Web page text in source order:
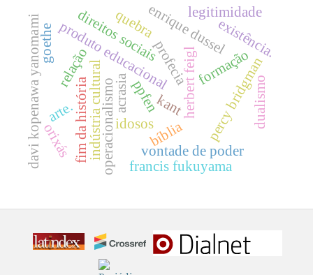
kantherbert feigl
bíblia
profecia
produto educacional
relação
vontade de poder
acrasia
formação
indústria culturaloperacionalismo percy bridgman
fim da história idosos
direitos sociaisenrique dussel
arte.
existência.
legitimidade
francis fukuyama
davi kopenawa yanomamigoethe
dualismo
quebra
ppfen
orixás